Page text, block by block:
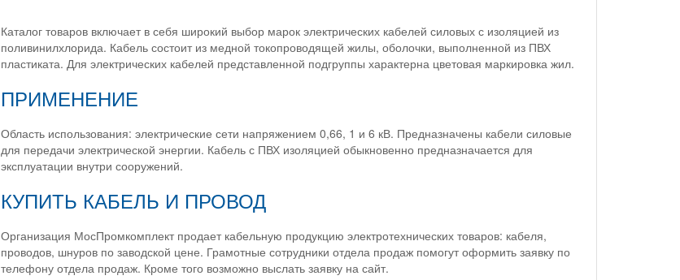
Каталог товаров включает в себя широкий выбор марок электрических кабелей силовых с изоляцией из
поливинилхлорида. Кабель состоит из медной токопроводящей жилы, оболочки, выполненной из ПВХ
пластиката. Для электрических кабелей представленной подгруппы характерна цветовая маркировка жил.
ПРИМЕНЕНИЕ
Область использования: электрические сети напряжением 0,66, 1 и 6 кВ. Предназначены кабели силовые
для передачи электрической энергии. Кабель с ПВХ изоляцией обыкновенно предназначается для
эксплуатации внутри сооружений.
КУПИТЬ КАБЕЛЬ И ПРОВОД
Организация МосПромкомплект продает кабельную продукцию электротехнических товаров: кабеля,
проводов, шнуров по заводской цене. Грамотные сотрудники отдела продаж помогут оформить заявку по
телефону отдела продаж. Кроме того возможно выслать заявку на сайт.